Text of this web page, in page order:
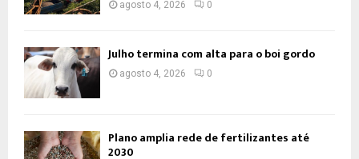
agosto 4, 2026 0
Julho termina com alta para o boi gordo
agosto 4, 2026 0
Plano amplia rede de fertilizantes até
2030